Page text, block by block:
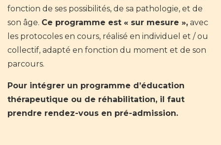
fonction de ses possibilités, de sa pathologie, et de
son âge. Ce programme est « sur mesure », avec
les protocoles en cours, réalisé en individuel et / ou
collectif, adapté en fonction du moment et de son
parcours.
Pour intégrer un programme d’éducation
thérapeutique ou de réhabilitation, il faut
prendre rendez-vous en pré-admission.